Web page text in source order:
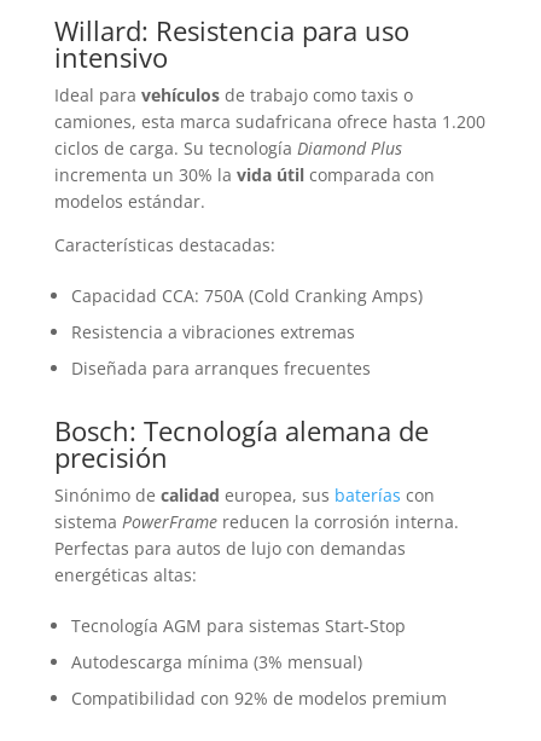
Willard: Resistencia para uso
intensivo
Ideal para vehículosde trabajo como taxis o
camiones, esta marca sudafricana ofrece hasta 1.200
ciclos de carga. Su tecnología Diamond Plus
incrementa un 30% la vida útilcomparada con
modelos estándar.
Características destacadas:
Capacidad CCA: 750A (Cold Cranking Amps)
Resistencia a vibraciones extremas
Diseñada para arranques frecuentes
Bosch: Tecnología alemana de
precisión
Sinónimo de calidad europea, sus baterías con
sistema PowerFramereducen la corrosión interna.
Perfectas para autos de lujo con demandas
energéticas altas:
Tecnología AGM para sistemas Start-Stop
Autodescarga mínima (3% mensual)
Compatibilidad con 92% de modelos premium